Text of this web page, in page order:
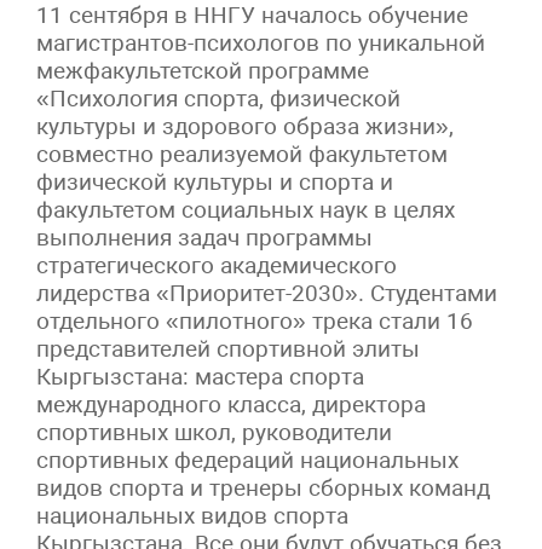
11 сентября в ННГУ началось обучение
магистрантов-психологов по уникальной
межфакультетской программе
«Психология спорта, физической
культуры и здорового образа жизни»,
совместно реализуемой факультетом
физической культуры и спорта и
факультетом социальных наук в целях
выполнения задач программы
стратегического академического
лидерства «Приоритет-2030». Студентами
отдельного «пилотного» трека стали 16
представителей спортивной элиты
Кыргызстана: мастера спорта
международного класса, директора
спортивных школ, руководители
спортивных федераций национальных
видов спорта и тренеры сборных команд
национальных видов спорта